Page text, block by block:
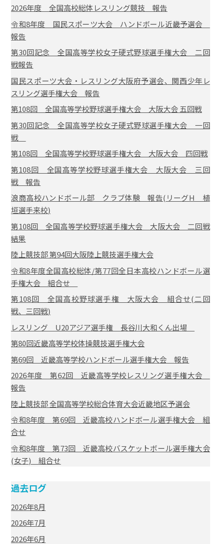
2026年度 全国高校総体レスリング競技 報告
令和8年度 国民スポーツ大会 ハンドボール近畿予選会
報告
第30回記念 全国高等学校女子硬式野球選手権大会 二回
戦報告
国民スポーツ大会・レスリング大阪府予選会、関西少年レ
スリング選手権大会 報告
第108回 全国高等学校野球選手権大会 大阪大会 五回戦
第30回記念 全国高等学校女子硬式野球選手権大会 一回
戦
第108回 全国高等学校野球選手権大会 大阪大会 四回戦
第108回 全国高等学校野球選手権大会 大阪大会 三回
戦 報告
浪商高校ハンドボール部 クラブ体験 報告(リーグH 植
垣選手来校)
第108回 全国高等学校野球選手権大会 大阪大会 二回戦
結果
陸上競技部 第94回大阪陸上競技選手権大会
令和8年度全国高校総体/第77回全日本高校ハンドボール選
手権大会 組合せ
第108回 全国高校野球選手権 大阪大会 組合せ(二回
戦、三回戦)
レスリング U20アジア選手権 長谷川大和くん出場
第80回近畿高等学校体操競技選手権大会
第69回 近畿高等学校ハンドボール選手権大会 報告
2026年度 第62回 近畿高等学校レスリング選手権大会
報告
陸上競技部 全国高等学校総合体育大会近畿地区予選会
令和8年度 第69回 近畿高校ハンドボール選手権大会 組
合せ
令和8年度 第73回 近畿高校バスケットボール選手権大会
(女子) 組合せ
過去ログ
2026年8月
2026年7月
2026年6月